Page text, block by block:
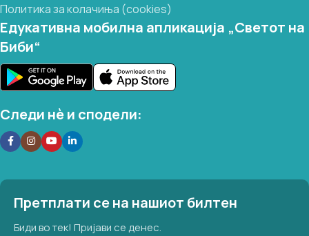
Политика за колачиња (cookies)
Едукативна мобилна апликација „Светот на
Биби“
Следи нѐ и сподели:
Претплати се на нашиот билтен
Биди во тек! Пријави се денес.